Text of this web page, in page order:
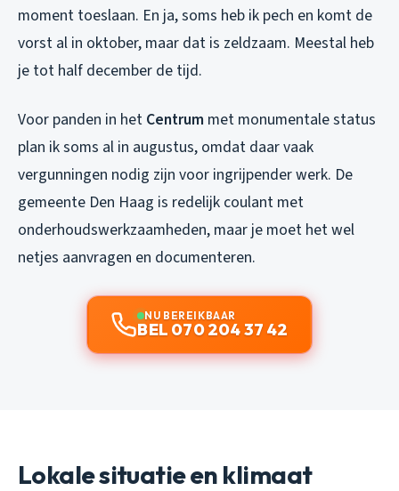
moment toeslaan. En ja, soms heb ik pech en komt de
vorst al in oktober, maar dat is zeldzaam. Meestal heb
je tot half december de tijd.
Voor panden in het Centrum met monumentale status
plan ik soms al in augustus, omdat daar vaak
vergunningen nodig zijn voor ingrijpender werk. De
gemeente Den Haag is redelijk coulant met
onderhoudswerkzaamheden, maar je moet het wel
netjes aanvragen en documenteren.
NU BEREIKBAAR
BEL 070 204 37 42
Lokale situatie en klimaat